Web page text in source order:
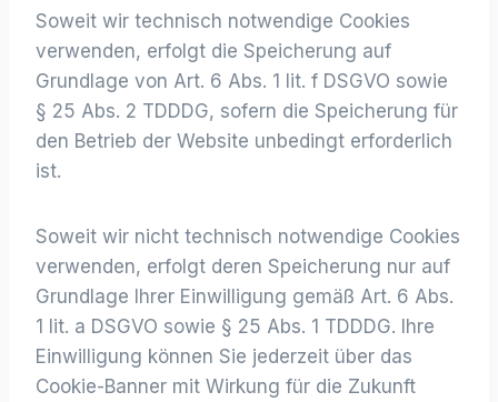
Soweit wir technisch notwendige Cookies
verwenden, erfolgt die Speicherung auf
Grundlage von Art. 6 Abs. 1 lit. f DSGVO sowie
§ 25 Abs. 2 TDDDG, sofern die Speicherung für
den Betrieb der Website unbedingt erforderlich
ist.
Soweit wir nicht technisch notwendige Cookies
verwenden, erfolgt deren Speicherung nur auf
Grundlage Ihrer Einwilligung gemäß Art. 6 Abs.
1 lit. a DSGVO sowie § 25 Abs. 1 TDDDG. Ihre
Einwilligung können Sie jederzeit über das
Cookie-Banner mit Wirkung für die Zukunft